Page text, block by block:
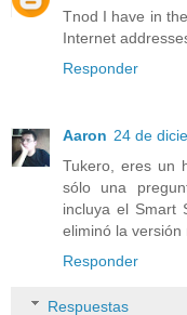
Tnod I have in
Internet
Responder
Aaron 24 de
Tukero, eres un
sólo una
incluya el Smart
eliminó la versión
Responder
Respuestas